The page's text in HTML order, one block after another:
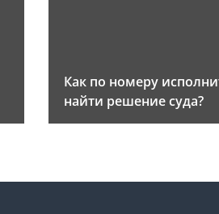
Как по номеру
найти решение суда?